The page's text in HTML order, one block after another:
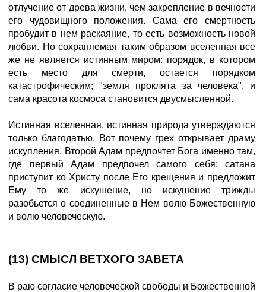
отлучение от древа жизни, чем закрепление в вечности
его чудовищного положения. Сама его смертность
пробудит в нем раскаяние, то есть возможность новой
любви. Но сохраняемая таким образом вселенная все
же не является истинным миром: порядок, в котором
есть место для смерти, остается порядком
катастрофическим; "земля проклята за человека", и
сама красота космоса становится двусмысленной.
Истинная вселенная, истинная природа утверждаются
только благодатью. Вот почему грех открывает драму
искупления. Второй Адам предпочтет Бога именно там,
где первый Адам предпочел самого себя: сатана
приступит ко Христу после Его крещения и предложит
Ему то же искушение, но искушение трижды
разобьется о соединенные в Нем волю Божественную
и волю человеческую.
(13) СМЫСЛ ВЕТХОГО ЗАВЕТА
В раю согласие человеческой свободы и Божественной